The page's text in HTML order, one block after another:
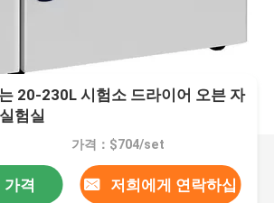
20-230L 시험소 드라이어 오븐 자
험실
가격：$704/set
가격 저희에게 연락하십